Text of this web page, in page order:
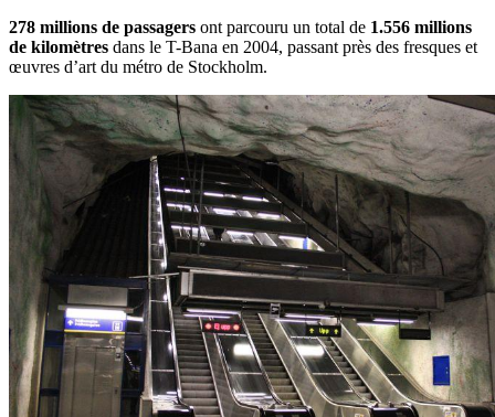
278 millions de passagers ont parcouru un total de 1.556 millions
de kilomètres dans le T-Bana en 2004, passant près des fresques et
œuvres d’art du métro de Stockholm.